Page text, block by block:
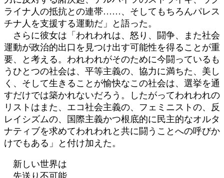
ライナ人の抵抗との連帯……、そしてもちろんパレス
チナ人を支援する運動だ」と語った。
さらに彼女は「われわれは、怒り、闘争、また社会
運動が政治的出口を見つけ出す可能性を得ることが重
要、と考える。われわれがそのために今闘っているも
うひとつの社会は、平等主義の、協力に満ちた、美し
く、そして生きることが愉快なこの社会は、選挙を通
すだけでは築かれないだろう。したがってわれわれの
リストはまた、エコ社会主義の、フェミニストの、反
レイシズムの、国際主義かつ根底的に民主的なオルタ
ナティブを求めてわれわれと共に闘うことへの呼びか
けでもある」と付け加えた。
新しい世界は
先送り不可能